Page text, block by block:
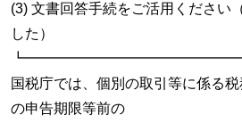
(3) 文書回答手続をご活用ください
した）
国税庁では、個別の取引等に係る
の申告期限等前の